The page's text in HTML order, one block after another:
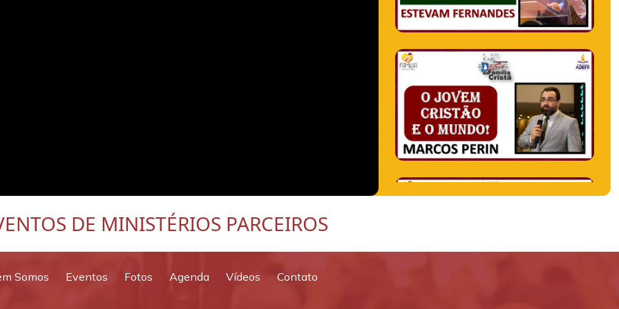
DE MINISTÉRIOS PARCEIROS
Somos Eventos Fotos Agenda Vídeos Contato